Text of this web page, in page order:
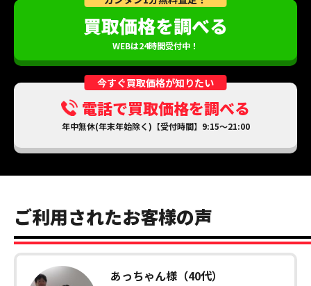
買取価格を調べる
WEBは24時間受付中！
今すぐ買取価格が知りたい
電話で買取価格を調べる
年中無休(年末年始除く)【受付時間】9:15～21:00
ご利用されたお客様の声
あっちゃん様（40代）